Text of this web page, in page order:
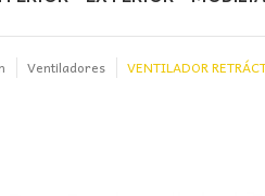
Ventiladores VENTILADOR